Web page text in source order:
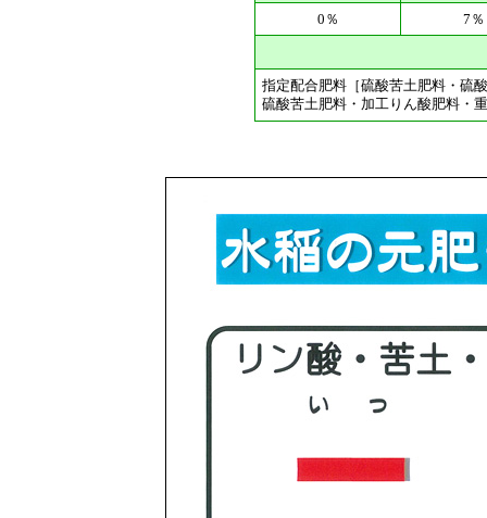
0％
7％
指定配合肥料［硫酸苦土肥料・硫
硫酸苦土肥料・加工りん酸肥料・